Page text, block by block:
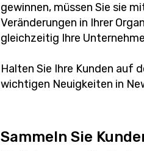
gewinnen, müssen Sie sie
Veränderungen in Ihrer
gleichzeitig Ihre
Halten Sie Ihre Kunden auf
wichtigen Neuigkeiten in
Sammeln Sie